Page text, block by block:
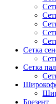
Сетка
Сетка
Брезент